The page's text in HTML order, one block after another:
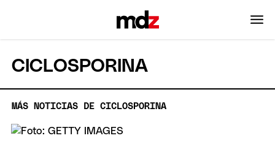
CICLOSPORINA
MÁS NOTICIAS DE CICLOSPORINA